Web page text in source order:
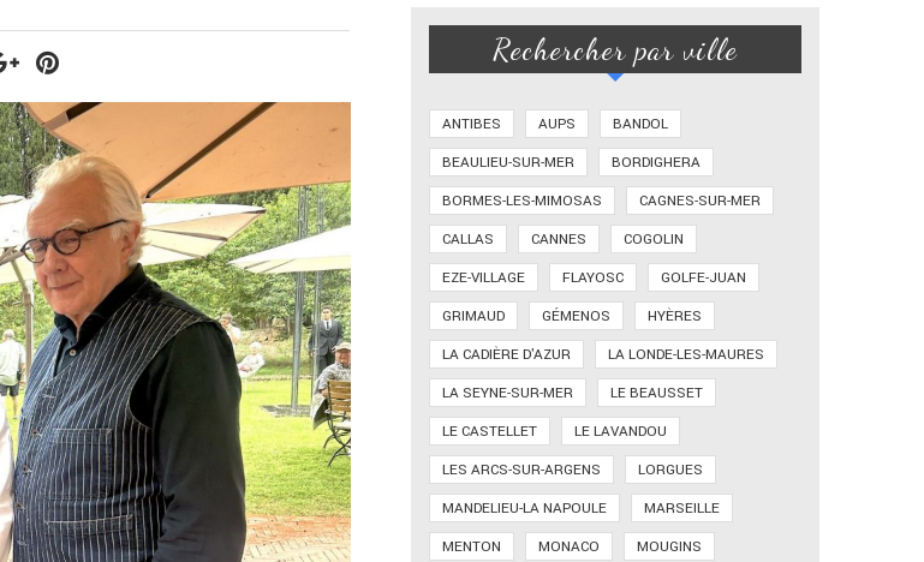
Rechercher par ville
ANTIBES AUPS
BANDOL
BEAULIEU-SUR-MER
BORDIGHERA
BORMES-LES-MIMOSAS
CAGNES-SUR-MER
CALLAS
CANNES
COGOLIN
EZE-VILLAGE
FLAYOSC
GOLFE-JUAN
GRIMAUD
GÉMENOS
HYÈRES
LA CADIÈRE D'AZUR
LA LONDE-LES-MAURES
LA SEYNE-SUR-MER
LE BEAUSSET
LE CASTELLET
LE LAVANDOU
LES ARCS-SUR-ARGENS
LORGUES
MANDELIEU-LA NAPOULE
MARSEILLE
MENTON
MONACO
MOUGINS